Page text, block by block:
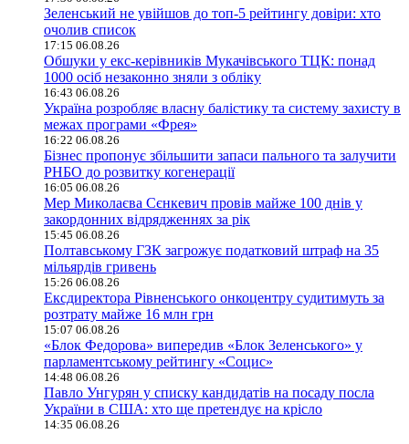
Зеленський не увійшов до топ-5 рейтингу довіри: хто
очолив список
17:15 06.08.26
Обшуки у екс-керівників Мукачівського ТЦК: понад
1000 осіб незаконно зняли з обліку
16:43 06.08.26
Україна розробляє власну балістику та систему захисту в
межах програми «Фрея»
16:22 06.08.26
Бізнес пропонує збільшити запаси пального та залучити
РНБО до розвитку когенерації
16:05 06.08.26
Мер Миколаєва Сєнкевич провів майже 100 днів у
закордонних відрядженнях за рік
15:45 06.08.26
Полтавському ГЗК загрожує податковий штраф на 35
мільярдів гривень
15:26 06.08.26
Ексдиректора Рівненського онкоцентру судитимуть за
розтрату майже 16 млн грн
15:07 06.08.26
«Блок Федорова» випередив «Блок Зеленського» у
парламентському рейтингу «Социс»
14:48 06.08.26
Павло Унгурян у списку кандидатів на посаду посла
України в США: хто ще претендує на крісло
14:35 06.08.26